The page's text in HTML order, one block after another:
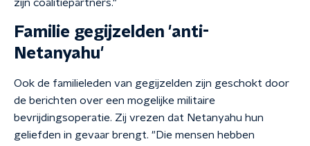
zijn coalitiepartners."
Familie gegijzelden 'anti-
Netanyahu'
Ook de familieleden van gegijzelden zijn geschokt door
de berichten over een mogelijke militaire
bevrijdingsoperatie. Zij vrezen dat Netanyahu hun
geliefden in gevaar brengt. "Die mensen hebben